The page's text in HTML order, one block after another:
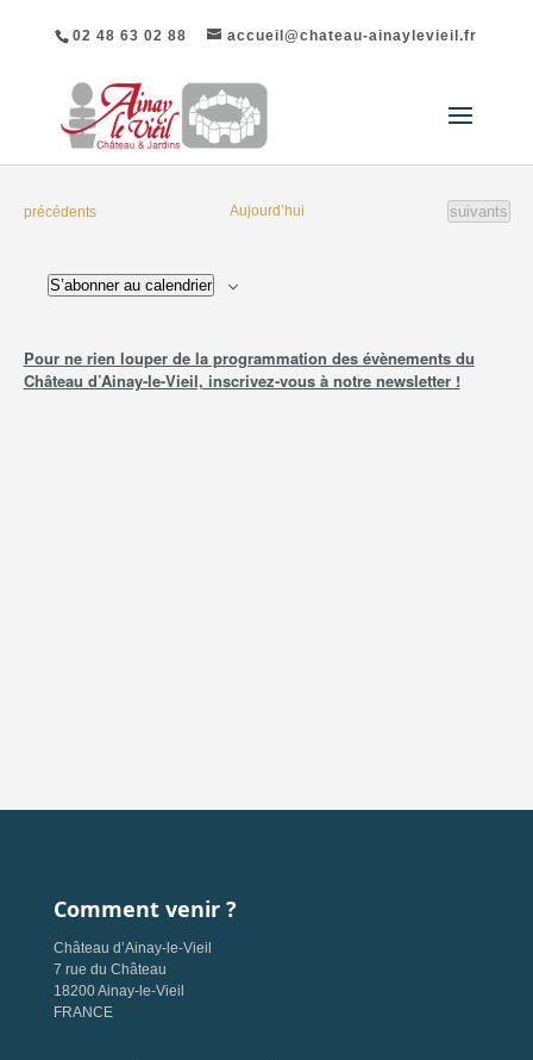
02 48 63 02 88 accueil@chateau-ainaylevieil.fr
Évènements
précédents Aujourd’hui suivants
S’abonner au calendrier
Pour ne rien louper de la programmation des évènements du
Château d’Ainay-le-Vieil, inscrivez-vous à notre newsletter !
Comment venir ?
Château d’Ainay-le-Vieil
7 rue du Château
18200 Ainay-le-Vieil
FRANCE